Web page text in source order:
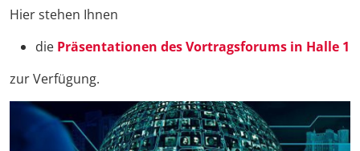
Hier stehen Ihnen
die Präsentationen des Vortragsforums in Halle 1
zur Verfügung.